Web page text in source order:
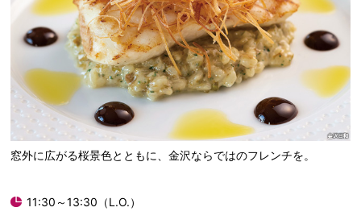
窓外に広がる桜景色とともに、金沢ならではのフレンチを。
11:30～13:30（L.O.）